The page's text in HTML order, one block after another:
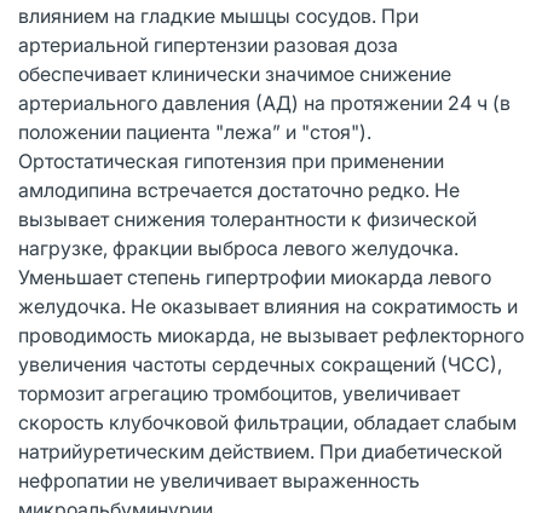
влиянием на гладкие мышцы сосудов. При
артериальной гипертензии разовая доза
обеспечивает клинически значимое снижение
артериального давления (АД) на протяжении 24 ч (в
положении пациента "лежа” и "стоя").
Ортостатическая гипотензия при применении
амлодипина встречается достаточно редко. Не
вызывает снижения толерантности к физической
нагрузке, фракции выброса левого желудочка.
Уменьшает степень гипертрофии миокарда левого
желудочка. Не оказывает влияния на сократимость и
проводимость миокарда, не вызывает рефлекторного
увеличения частоты сердечных сокращений (ЧСС),
тормозит агрегацию тромбоцитов, увеличивает
скорость клубочковой фильтрации, обладает слабым
натрийуретическим действием. При диабетической
нефропатии не увеличивает выраженность